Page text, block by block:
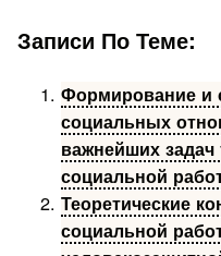
Записи По Теме:
Формирование и
социальных
важнейших задач
социальной
Теоретические
социальной